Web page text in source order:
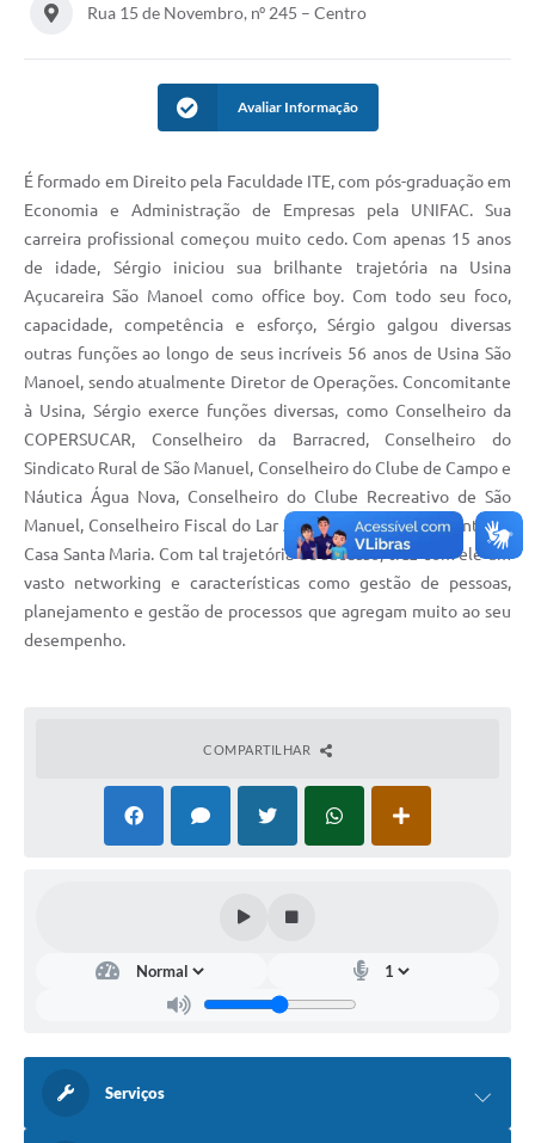
Rua 15 de Novembro, nº 245 – Centro
Avaliar Informação
É formado em Direito pela Faculdade ITE, com pós-graduação em
Economia e Administração de Empresas pela UNIFAC. Sua
carreira profissional começou muito cedo. Com apenas 15 anos
de idade, Sérgio iniciou sua brilhante trajetória na Usina
Açucareira São Manoel como office boy. Com todo seu foco,
capacidade, competência e esforço, Sérgio galgou diversas
outras funções ao longo de seus incríveis 56 anos de Usina São
Manoel, sendo atualmente Diretor de Operações. Concomitante
à Usina, Sérgio exerce funções diversas, como Conselheiro da
COPERSUCAR, Conselheiro da Barracred, Conselheiro do
Sindicato Rural de São Manuel, Conselheiro do Clube de Campo e
Náutica Água Nova, Conselheiro do Clube Recreativo de São
Manuel, Conselheiro Fiscal do Lar Anália Franco e Presidente da
Casa Santa Maria. Com tal trajetória de sucesso, traz com ele um
vasto networking e características como gestão de pessoas,
planejamento e gestão de processos que agregam muito ao seu
desempenho.
COMPARTILHAR
Serviços